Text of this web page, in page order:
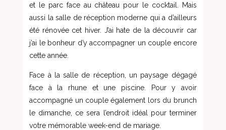
et le parc face au château pour le cocktail. Mais
aussi la salle de réception moderne qui a d’ailleurs
été rénovée cet hiver. J’ai hate de la découvrir car
j’ai le bonheur d’y accompagner un couple encore
cette année.
Face à la salle de réception, un paysage dégagé
face à la rhune et une piscine. Pour y avoir
accompagné un couple également lors du brunch
le dimanche, ce sera l’endroit idéal pour terminer
votre mémorable week-end de mariage.